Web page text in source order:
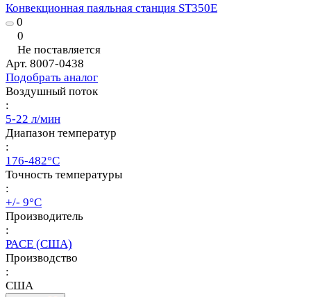
Конвекционная паяльная станция ST350E
0
0
Не поставляется
Арт. 8007-0438
Подобрать аналог
Воздушный поток
:
5-22 л/мин
Диапазон температур
:
176-482°C
Точность температуры
:
+/- 9°С
Производитель
:
PACE (США)
Производство
:
США